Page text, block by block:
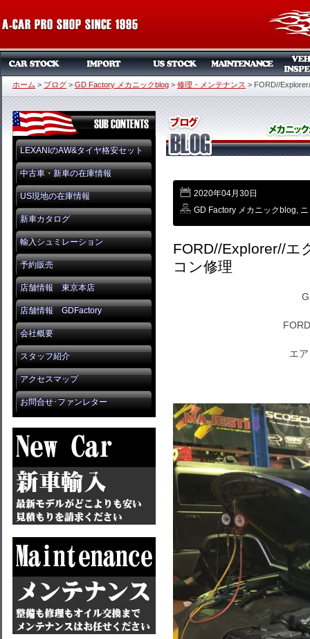
ホーム > ブログ > GD Factory メカニックblog > 修理・メンテナンス > FORD//
LEXANIのAW&タイヤ格安セット
中古車・新車の在庫情報
US現地の在庫情報
新車カタログ
輸入シュミレーション
予約販売
店舗情報 東京本店
店舗情報 GDFactory
会社概要
スタッフ紹介
アクセスマップ
お問合せ･ファンレター
2020年04月30日
GD Factory メカニックblog,
FORD//Explorer//エ
コン修理
エ